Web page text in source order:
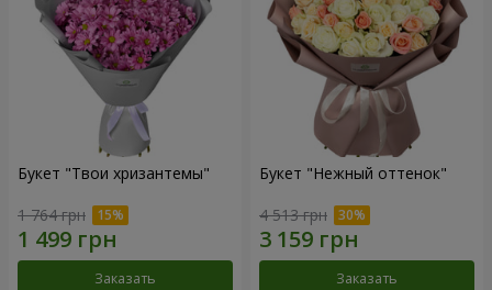
Букет "Твои хризантемы"
1 764 грн
Заказать
Букет "Нежный оттенок"
4 513 грн
Заказать